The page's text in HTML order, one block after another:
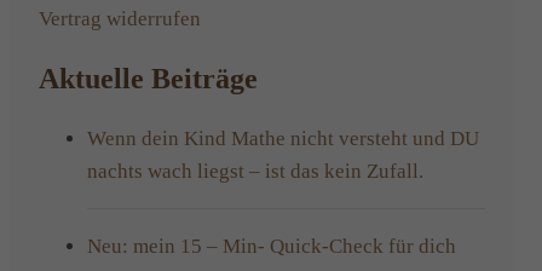
Vertrag widerrufen
Aktuelle Beiträge
Wenn dein Kind Mathe nicht versteht und DU
nachts wach liegst – ist das kein Zufall.
Neu: mein 15 – Min- Quick-Check für dich